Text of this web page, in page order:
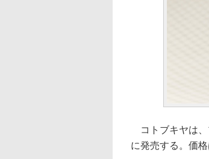
コトブキヤは、
に発売する。価格